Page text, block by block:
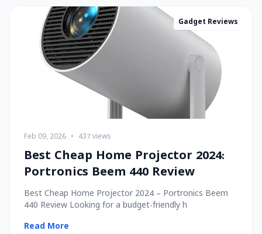
Gadget Reviews
Feb 09, 2026 • 437 views
Best Cheap Home Projector 2024:
Portronics Beem 440 Review
Best Cheap Home Projector 2024 – Portronics Beem
440 Review Looking for a budget-friendly h
Read More